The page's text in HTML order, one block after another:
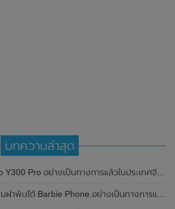
บทความล่าสุด
ระเทศจีน มาพร้อมดีไซน์พรีเมี่ยม ทนทาน และแบตเตอรี่สุดอึดขนาดใหญ่ 6,500mAh พร้อมรองรับการชาร์จไว 80W
Barbie Phone อย่างเป็นทางการแล้ว มาพร้อมธีมสีชมพูสดใส